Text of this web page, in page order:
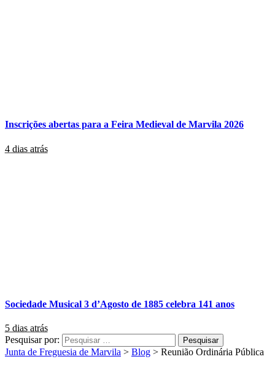
Inscrições abertas para a Feira Medieval de Marvila 2026
4 dias atrás
Sociedade Musical 3 d’Agosto de 1885 celebra 141 anos
5 dias atrás
Pesquisar por:
Junta de Freguesia de Marvila > Blog > Reunião Ordinária Pública